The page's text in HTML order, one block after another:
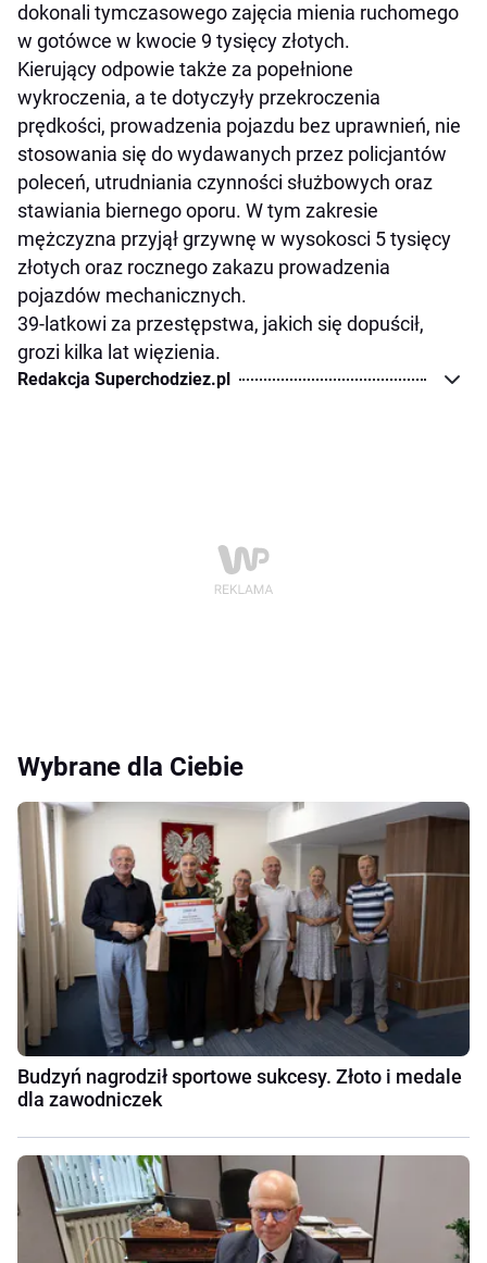
dokonali tymczasowego zajęcia mienia ruchomego
w gotówce w kwocie 9 tysięcy złotych.
Kierujący odpowie także za popełnione
wykroczenia, a te dotyczyły przekroczenia
prędkości, prowadzenia pojazdu bez uprawnień, nie
stosowania się do wydawanych przez policjantów
poleceń, utrudniania czynności służbowych oraz
stawiania biernego oporu. W tym zakresie
mężczyzna przyjął grzywnę w wysokosci 5 tysięcy
złotych oraz rocznego zakazu prowadzenia
pojazdów mechanicznych.
39-latkowi za przestępstwa, jakich się dopuścił,
grozi kilka lat więzienia.
Redakcja Superchodziez.pl
Wybrane dla Ciebie
Budzyń nagrodził sportowe sukcesy. Złoto i medale
dla zawodniczek